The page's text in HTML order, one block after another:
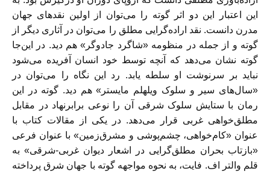
این ‌اعتبار این دو اثر گوته را می‌توان از اولین نقدهای جهان
مدرن دانست. نقد اراده‌گرایی مطلق را می‌توان در آثاری دیگر از
گوته و از جمله در منظومه «شاگرد جادوگر» هم دید. در این‌جا
گوته نشان می‌دهد که آنچه توسط خود انسان آفریده می‌شود
نباید بر سرنوشت او سلطه یابد. رد این نگاه را می‌توان در
«سال‌های سیر و سلوک ویلهلم مایستر» هم دید. گوته در این
رمان با ستایش سلوک شرقی آن را نوعی برابرنهاد در مقابل
مطلق‌خواهی غربی قرار می‌دهد. در یکی از مقالات کتاب با
عنوان «کام‌خواهی، چشم‌پوشی و مشرق‌زمین» با عنوان فرعی
«بازتاب بحران مطلق‌گرایی در اشعار دیوان غربی-شرقی» به
قلم والتر اف. فایت، به نحوه مواجهه گوته با جهان شرق پرداخته